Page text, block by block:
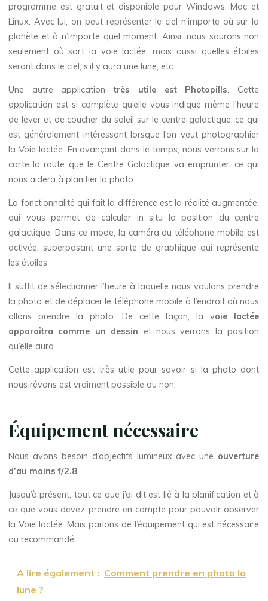
programme est gratuit et disponible pour Windows, Mac et
Linux. Avec lui, on peut représenter le ciel n’importe où sur la
planète et à n’importe quel moment. Ainsi, nous saurons non
seulement où sort la voie lactée, mais aussi quelles étoiles
seront dans le ciel, s’il y aura une lune, etc.
Une autre application très utile est Photopills. Cette
application est si complète qu’elle vous indique même l’heure
de lever et de coucher du soleil sur le centre galactique, ce qui
est généralement intéressant lorsque l’on veut photographier
la Voie lactée. En avançant dans le temps, nous verrons sur la
carte la route que le Centre Galactique va emprunter, ce qui
nous aidera à planifier la photo.
La fonctionnalité qui fait la différence est la réalité augmentée,
qui vous permet de calculer in situ la position du centre
galactique. Dans ce mode, la caméra du téléphone mobile est
activée, superposant une sorte de graphique qui représente
les étoiles.
Il suffit de sélectionner l’heure à laquelle nous voulons prendre
la photo et de déplacer le téléphone mobile à l’endroit où nous
allons prendre la photo. De cette façon, la voie lactée
apparaîtra comme un dessin et nous verrons la position
qu’elle aura.
Cette application est très utile pour savoir si la photo dont
nous rêvons est vraiment possible ou non.
Équipement nécessaire
Nous avons besoin d’objectifs lumineux avec une ouverture
d’au moins f/2.8
Jusqu’à présent, tout ce que j’ai dit est lié à la planification et à
ce que vous devez prendre en compte pour pouvoir observer
la Voie lactée. Mais parlons de l’équipement qui est nécessaire
ou recommandé.
A lire également : Comment prendre en photo la
lune ?